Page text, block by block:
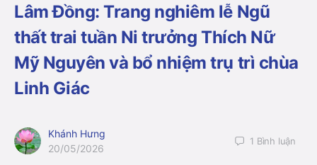
Lâm Đồng: Trang nghiêm lễ Ngũ
thất trai tuần Ni trưởng Thích Nữ
Mỹ Nguyên và bổ nhiệm trụ trì chùa
Linh Giác
Khánh Hưng
20/05/2026
1 Bình luận